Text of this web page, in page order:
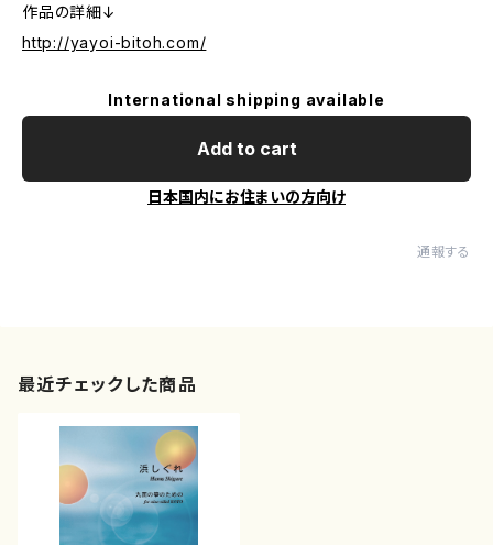
作品の詳細↓
http://yayoi-bitoh.com/
International shipping available
Add to cart
日本国内にお住まいの方向け
通報する
最近チェックした商品